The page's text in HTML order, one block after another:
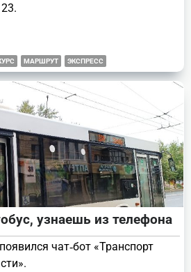
МАРШРУТ ЭКСПРЕСС
узнаешь из телефона
чат‑бот «Транспорт